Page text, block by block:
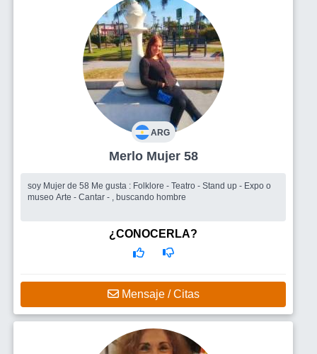
ARG
Merlo Mujer 58
soy Mujer de 58 Me gusta : Folklore - Teatro - Stand up - Expo o
museo Arte - Cantar - , buscando hombre
¿CONOCERLA?
Mensaje / Citas